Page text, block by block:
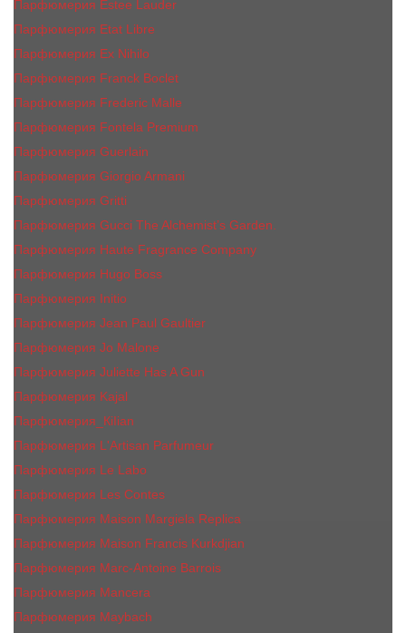
Парфюмерия Estee Lаudеr
Парфюмерия Etat Libre
Парфюмерия Ex Nihilo
Парфюмерия Franck Boclet
Парфюмерия Frеderic Mаlle
Парфюмерия Fontela Premium
Парфюмерия Guerlain
Парфюмерия Giorgio Armani
Парфюмерия Gritti
Парфюмерия Gucci The Alchemist’s Garden.
Парфюмерия Haute Fragrance Company
Парфюмерия Hugo Boss
Парфюмерия Initio
Парфюмерия Jean Paul Gaultier
Парфюмерия Jо Malоnе
Парфюмерия Juliette Has A Gun
Парфюмерия Kajal
Парфюмерия_КiIiаn
Парфюмерия L'Artisan Parfumeur
Парфюмерия Le Labo
Парфюмерия Les Contes
Парфюмерия Maison Margiela Replica
Парфюмерия Maison Francis Kurkdjian
Парфюмерия Marc-Antoine Barrois
Парфюмерия Mancera
Парфюмерия Maybach